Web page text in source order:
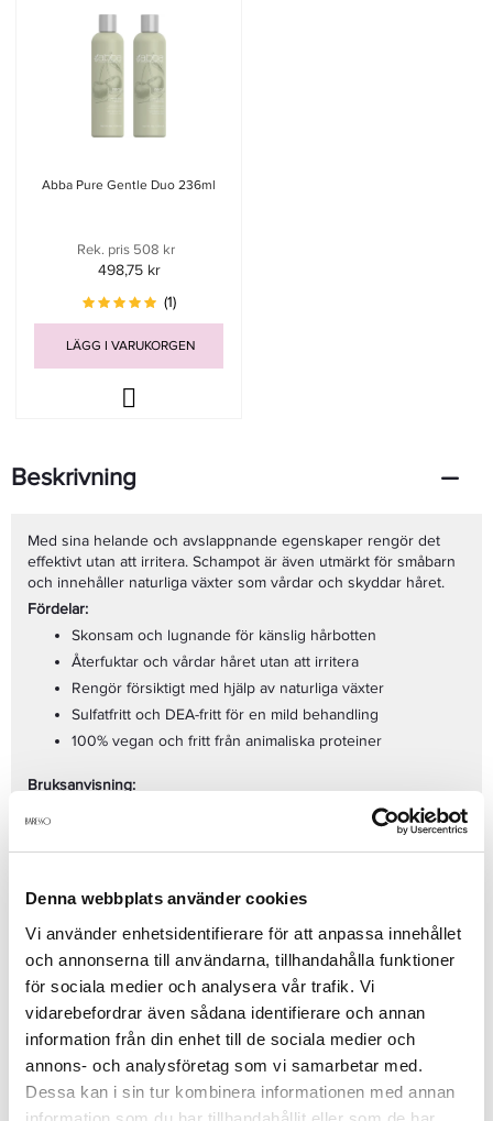
Denna webbplats använder cookies
Vi använder enhetsidentifierare för att anpassa innehållet
och annonserna till användarna, tillhandahålla funktioner
för sociala medier och analysera vår trafik. Vi
vidarebefordrar även sådana identifierare och annan
information från din enhet till de sociala medier och
annons- och analysföretag som vi samarbetar med.
Dessa kan i sin tur kombinera informationen med annan
Abba Pure Gentle Duo 236ml
Rek. pris 508 kr
498,75 kr
(1)
LÄGG I VARUKORGEN
Beskrivning
Med sina helande och avslappnande egenskaper rengör det
effektivt utan att irritera. Schampot är även utmärkt för småbarn
och innehåller naturliga växter som vårdar och skyddar håret.
Fördelar:
Skonsam och lugnande för känslig hårbotten
Återfuktar och vårdar håret utan att irritera
Rengör försiktigt med hjälp av naturliga växter
Sulfatfritt och DEA-fritt för en mild behandling
100% vegan och fritt från animaliska proteiner
Bruksanvisning:
Massera in schampot i fuktigt hår. Applicera på längderna från
rot till topp, låt verka i några minuter och skölj noggrant med
varmt vatten.
Körsbärsbark: För sina lugnande och återfuktande
Känd för sina helande och mjukgörande effekter på
hår och hårbotten.
ProQuinoa Complex:För att stärka hårets naturliga hälsa.
Produktdetaljer:
Volym: 236ml
100% Vegan